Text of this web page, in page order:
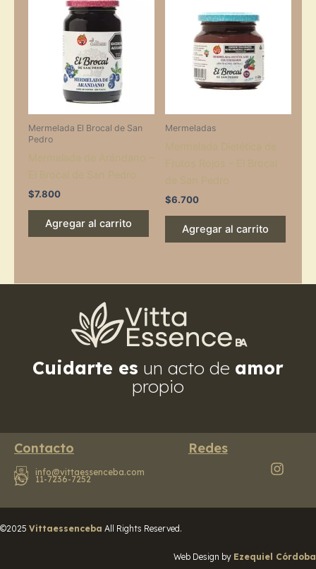
Mermelada El Brocal de San
Pedro
$7.800
Agregar al carrito
Mermeladas
$6.700
Agregar al carrito
Cuidarte es un acto de amor
propio
Contacto
info@vittaessenceba.com
11-7236-7252
Redes
©2025 Vittaessenceba All Rights Reserved.
Web Design by Ezequiel Córdoba